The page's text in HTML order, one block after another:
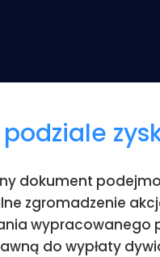
dokument
zgromadzenie
wypracowanego
do wypłaty